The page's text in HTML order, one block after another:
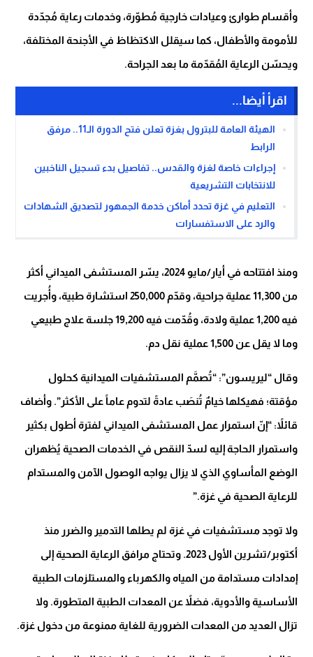
وأقسام طوارئ وعيادات خارجية مُطوّرة، وخدمات رعاية مُجدّدة
للأمومة والأطفال، كما سيقلل الاكتظاظ في الأجنحة المختلفة،
ويحسّن الرعاية المُقدّمة ما بعد الجراحة.
اقرأ أيضا...
الهيئة العامة للبترول بغزة تعلن فتح الدورة الـ11.. مرفق
الرابط
إجراءات خاصة لغزة والقدس.. تفاصيل بدء تسجيل الناخبين
للانتخابات التشريعية
التعليم في غزة تحدد أماكن خدمة الجمهور لتصديق الشهادات
والرد على الاستفسارات
ومنذ افتتاحه في أيار/مايو 2024، يسّر المستشفى الميداني أكثر
من 11,300 عملية جراحية، وقدّم 250,000 استشارة طبية، وأُجريت
فيه 1,200 عملية ولادة، وقُدّمت فيه 19,200 جلسة علاج طبيعي
وما لا يقل عن 1,500 عملية نقل دم.
وقال “ليريسون”: “تُصمَّم المستشفيات الميدانية كحلول
مؤقتة؛ فهيكلها خيامٌ تُنصَب عادةً لتدوم عاماً على الأكثر”. وأضاف
قائلاً: “إنّ استمرار عمل المستشفى الميداني لفترة أطول بكثير
واستمرار الحاجة إليه لسدّ النقص في الخدمات الصحية يُظهران
الوضع المأساوي الذي لا يزال يواجه الوصول الآمن والمستدام
للرعاية الصحية في غزة.”
ولا توجد مستشفيات في غزة لم يطلها التدمير والضرر منذ
أكتوبر/تشرين الأول 2023. وتحتاج مرافق الرعاية الصحية إلى
إمدادات مستدامة من المياه والكهرباء والمستلزمات الطبية
الأساسية والأدوية، فضلاً عن المعدات الطبية المتطورة. ولا
تزال العديد من المعدات الضرورية للغاية ممنوعة من دخول غزة.